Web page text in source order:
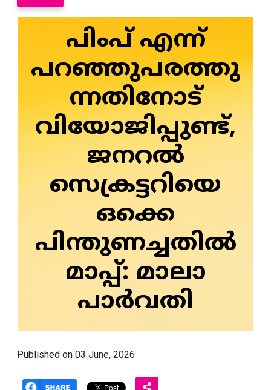
പിംപ് എന്ന്
പറഞ്ഞുപരത്തു
ന്നതിനോട്
വിയോജിപ്പുണ്ട്,
ജനറല്‍
സെക്രട്ടറിയെ
ഒക്കെ
പിന്തുണച്ചതില്‍
മാപ്പ്: മാലാ
പാര്‍വതി
Published on 03 June, 2026